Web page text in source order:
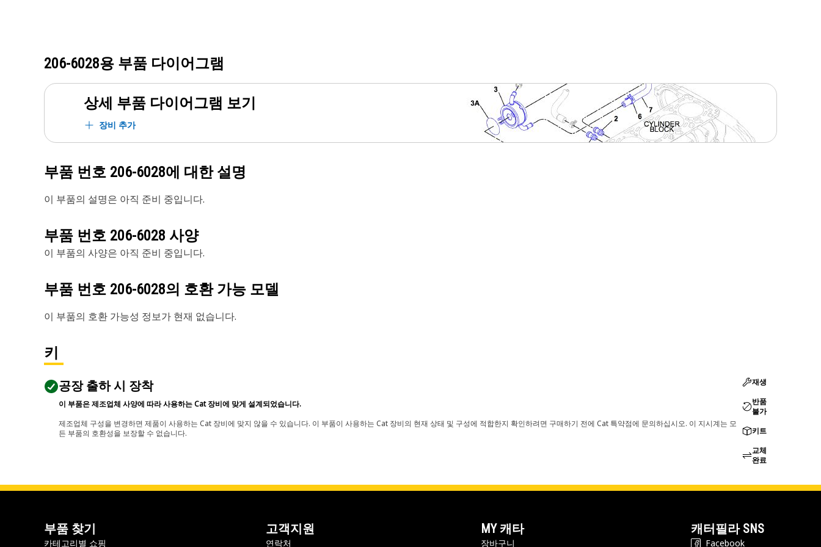
206-6028용 부품 다이어그램
상세 부품 다이어그램 보기
장비 추가
부품 번호 206-6028에 대한 설명
이 부품의 설명은 아직 준비 중입니다.
부품 번호 206-6028 사양
이 부품의 사양은 아직 준비 중입니다.
부품 번호 206-6028의 호환 가능 모델
이 부품의 호환 가능성 정보가 현재 없습니다.
키
공장 출하 시 장착
이 부품은 제조업체 사양에 따라 사용하는 Cat 장비에 맞게 설계되었습니다.
제조업체 구성을 변경하면 제품이 사용하는 Cat 장비에 맞지 않을 수 있습니다. 이 부품이 사용하는 Cat 장비의 현재 상태 및 구성에 적합한지 확인하려면 구매하기 전에 Cat 특약점에 문의하십시오. 이 지시계는 모
든 부품의 호환성을 보장할 수 없습니다.
재생
반품
불가
키트
교체
완료
부품 찾기
카테고리별 쇼핑
고객지원
연락처
MY 캐타
장바구니
캐터필라 SNS
Facebook